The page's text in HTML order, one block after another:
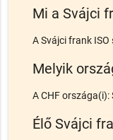
Mi a Svájci
A Svájci frank ISO
Melyik
A CHF országa(i):
Élő Svájci